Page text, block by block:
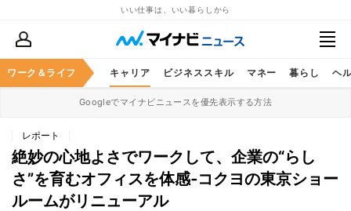
いい仕事は、いい暮らしから
ワーク＆ライフ キャリア ビジネススキル マネー 暮らし ヘ
Googleでマイナビニュースを優先表示する方法
レポート
絶妙の心地よさでワークして、企業の“らし
さ”を育むオフィスを体感‐コクヨの東京ショー
ルームがリニューアル